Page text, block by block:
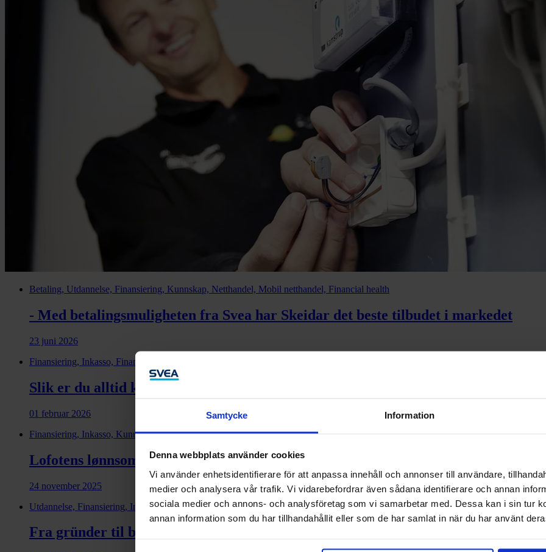
Samtycke Information
Denna webbplats använder cookies
Vi använder enhetsidentifierare för att anpassa innehåll och annonser till användare,
medier och analysera vår trafik. Vi vidarebefordrar även sådana identifierare och annan
sociala medier och annons- och analysföretag som vi samarbetar med. Dessa kan i sin tur
annan information som du har tillhandahållit eller som de har samlat in när du har använt
Betaling, Utdannelse, Finansiering, Kunnskap, Netthandel, Mobil netthandel, Financial health
- Med betalingsmuligheten fra Svea har Skeidar det beste tilbudet i markedet
23 juni 2026
Finansiering, Inkasso, Financial health, Factoring
Slik er du alltid klar for nye muligheter
01 februar 2026
Finansiering, Inkasso, Kunnskap, Credit management
Lofotens lønnsomme løp
24 november 2025
Utdannelse, Finansiering, Inkasso, Kunnskap, Credit management
Fra gründer til børs